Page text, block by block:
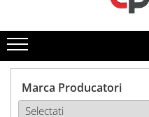
1.1. Cabina & Caroserie
1.1.1. Geamuri
1.1.3. Embleme & Abtibilduri
Marca Producatori